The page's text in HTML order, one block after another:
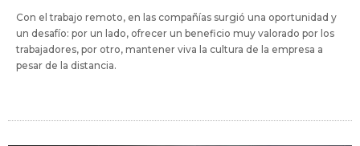
Con el trabajo remoto, en las compañías surgió una oportunidad y
un desafío: por un lado, ofrecer un beneficio muy valorado por los
trabajadores, por otro, mantener viva la cultura de la empresa a
pesar de la distancia.